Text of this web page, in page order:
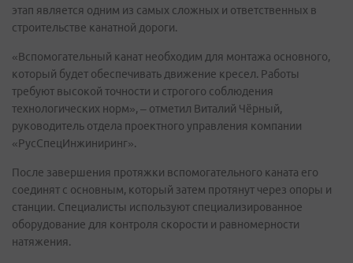
этап является одним из самых сложных и ответственных в
строительстве канатной дороги.
«Вспомогательный канат необходим для монтажа основного,
который будет обеспечивать движение кресел. Работы
требуют высокой точности и строгого соблюдения
технологических норм», – отметил Виталий Чёрный,
руководитель отдела проектного управления компании
«РусСпецИнжиниринг».
После завершения протяжки вспомогательного каната его
соединят с основным, который затем протянут через опоры и
станции. Специалисты используют специализированное
оборудование для контроля скорости и равномерности
натяжения.